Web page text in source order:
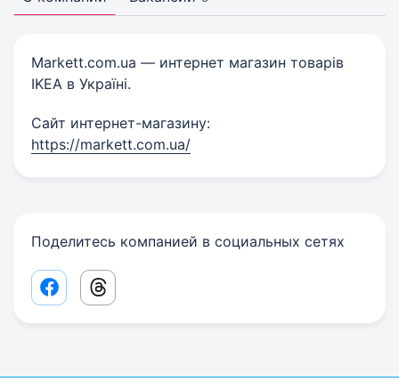
Markett.com.ua — интернет магазин товарів
IKEA в Україні.
Сайт интернет-магазину:
https://markett.com.ua/
Поделитесь компанией в социальных сетях
Facebook share link
Threads share link